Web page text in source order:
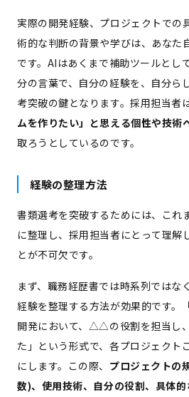
実際の開発経験、プロジェクトでの
術的な判断の背景や学びは、あなた
です。AIはあくまで補助ツールとし
分の言葉で、自分の経験を、自分ら
考突破の鍵となります。採用担当者
ムを作りたい」と思える個性や技術
取ろうとしているのです。
経験の整理方法
書類選考を突破するためには、これ
に整理し、採用担当者にとって理解
とが不可欠です。
まず、職務経歴書では時系列ではな
経験を整理する方法が効果的です
開発において、△△の役割を担当し
た」という形式で、各プロジェクト
にします。この際、 プロジェクトの
数)、使用技術、自分の役割、具体